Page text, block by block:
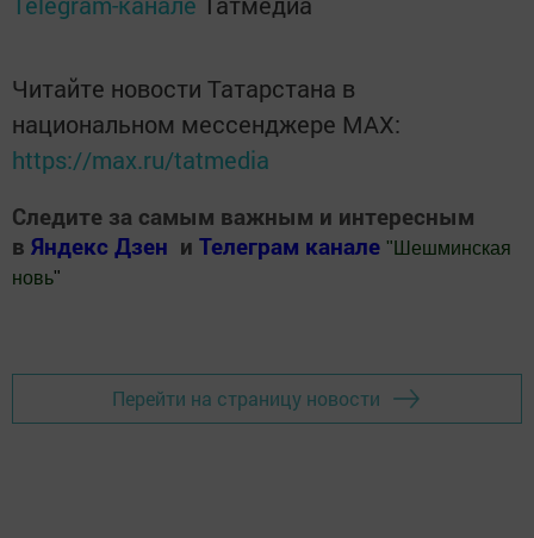
Читайте новости Татарстана в
национальном мессенджере MАХ:
https://max.ru/tatmedia
Следите за самым важным и интересным
в Яндекс Дзен и Телеграм канале " Шешминская
новь"
Перейти на страницу новости